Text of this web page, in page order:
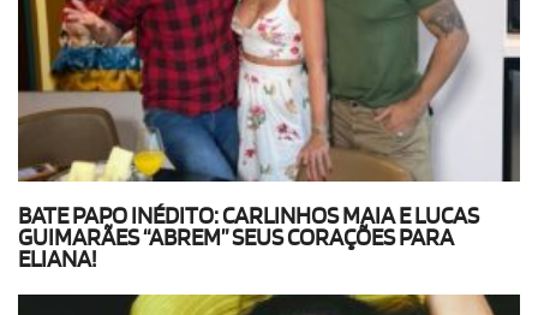
BATE PAPO INÉDITO: CARLINHOS MAIA E LUCAS
GUIMARÃES “ABREM” SEUS CORAÇÕES PARA
ELIANA!